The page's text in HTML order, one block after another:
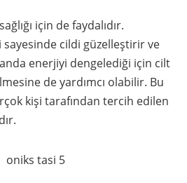
için de faydalıdır.
cildi güzelleştirir ve
enerjiyi dengelediği için cilt
de yardımcı olabilir. Bu
kişi tarafından tercih edilen